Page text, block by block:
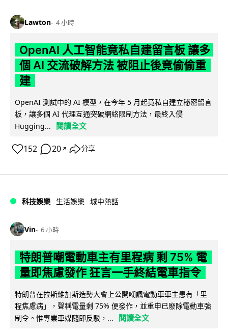
Lawton 4 小時
OpenAI 人工智能竟私自建留言板 讓多
個 AI 交流破解方法 被阻止後竟偷偷重
建
OpenAI 測試中的 AI 模型，在今年 5 月起竟私自建立秘密留言
板，讓多個 AI 代理互通突破網絡限制方法，最終入侵
Hugging...
閱讀全文
152 20 ↗ 分享
科技娛樂 生活娛樂 城中熱話
Vin 6 小時
特朗普嘲電動車主有里程病 剩 75% 電
量即焦慮發作 狂言一手終結電車指令
特朗普在拉斯維加斯造勢大會上公開嘲諷電動車車主患有「里
程焦慮病」，聲稱電量剩 75% 便發作，並重申已廢除電動車強
制令。惟專業車媒隨即反駁，...
閱讀全文